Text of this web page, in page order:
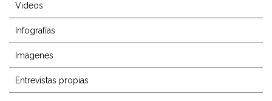
Videos
Infografías
Imágenes
Entrevistas propias